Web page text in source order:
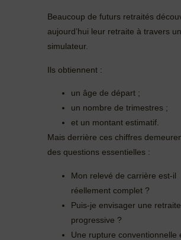
Beaucoup de futurs retraités
aujourd’hui leur retraite à travers un
simulateur.
Ils obtiennent :
un âge de départ ;
un nombre de trimestres ;
et un montant estimatif.
Mais derrière ces chiffres
des questions essentielles :
Mon relevé de carrière est-il
réellement complet ?
Puis-je envisager une retraite
progressive ?
Une rupture conventionnelle